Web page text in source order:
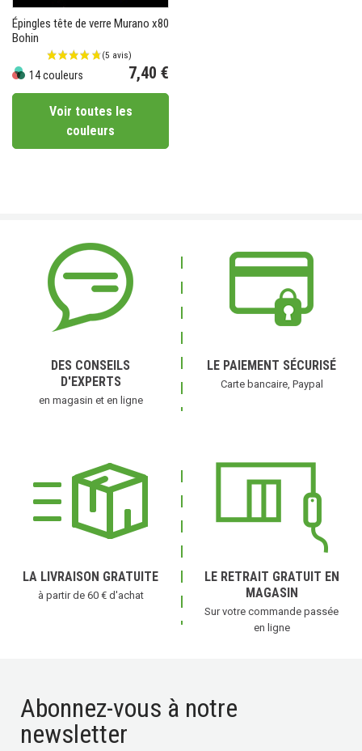
Épingles tête de verre Murano x80
Bohin
14 couleurs 7,40 €
Voir toutes les
couleurs
DES CONSEILS
D'EXPERTS
en magasin et en ligne
LE PAIEMENT SÉCURISÉ
Carte bancaire, Paypal
LA LIVRAISON GRATUITE
à partir de 60 € d'achat
LE RETRAIT GRATUIT EN
MAGASIN
Sur votre commande passée
en ligne
Abonnez-vous à notre
newsletter